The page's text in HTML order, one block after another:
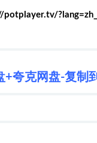
+夸克网盘-复制